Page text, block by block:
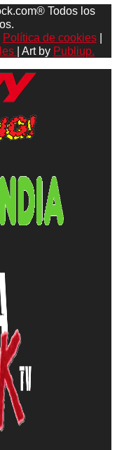
Todos los
Política de cookies|
| Art by Publiup.